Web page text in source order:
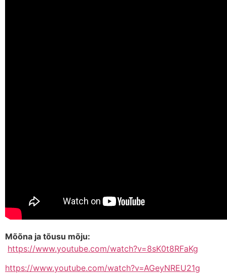
Mõõna ja tõusu mõju:
https://www.youtube.com/watch?v=8sK0t8RFaKg
https://www.youtube.com/watch?v=AGeyNREU21g